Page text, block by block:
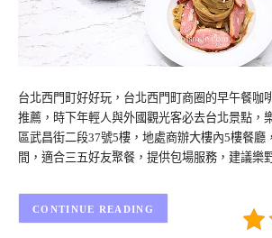
台北西門町好好玩，台北西門町商圈的早午餐咖
推薦，時下年輕人與外國觀光客必去台北景點，
區武昌街二段37號5樓，地處商辦大樓內5樓餐廳
間，適合三五好友聚餐，提供包場服務，建議樂
CONTINUE READING